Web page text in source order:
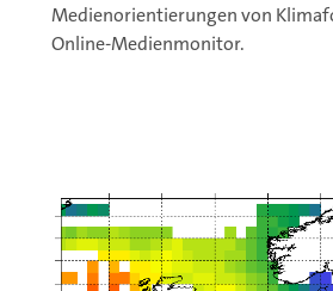
Medienorientierungen von
Online-Medienmonitor.